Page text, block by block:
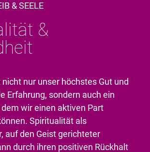
& SEELE
&
nur unser höchstes Gut und
Erfahrung, sondern auch ein
dem wir einen aktiven Part
Spiritualität als
auf den Geist gerichteter
durch ihren positiven Rückhalt